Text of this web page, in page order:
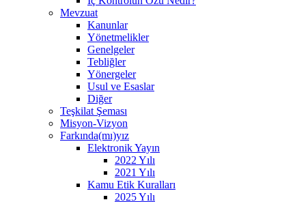
Mevzuat
Kanunlar
Yönetmelikler
Genelgeler
Tebliğler
Yönergeler
Usul ve Esaslar
Diğer
Teşkilat Şeması
Misyon-Vizyon
Farkında(mı)yız
Elektronik Yayın
2022 Yılı
2021 Yılı
Kamu Etik Kuralları
2025 Yılı